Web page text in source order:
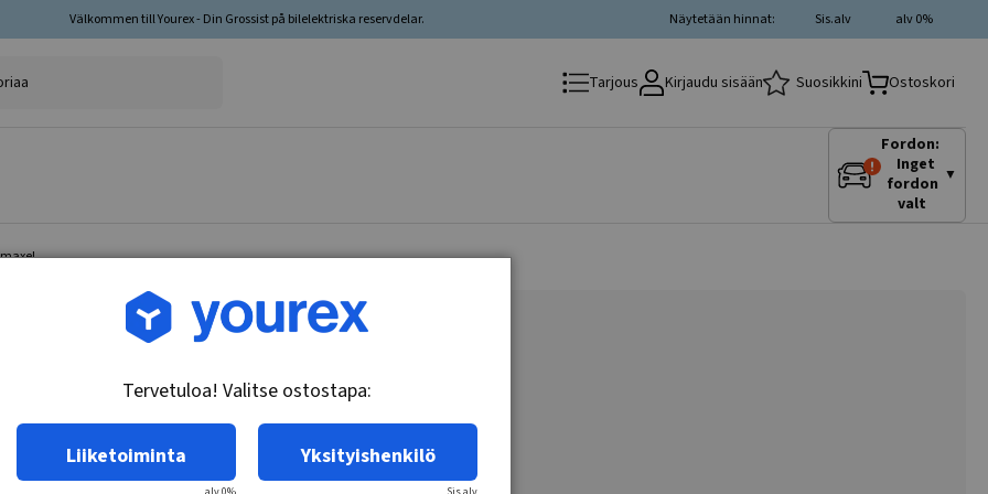
Välkommen till Yourex - Din Grossist på bilelektriska reservdelar. alv 0%
Sis.alv
Näytetään hinnat:
Tarjous Kirjaudu sisään Suosikkini Ostoskori
Fordon:
Inget
fordon
valt
▼
Tuotenro.: 35-200-1031
Tervetuloa! Valitse ostostapa:
Liiketoiminta Yksityishenkilö